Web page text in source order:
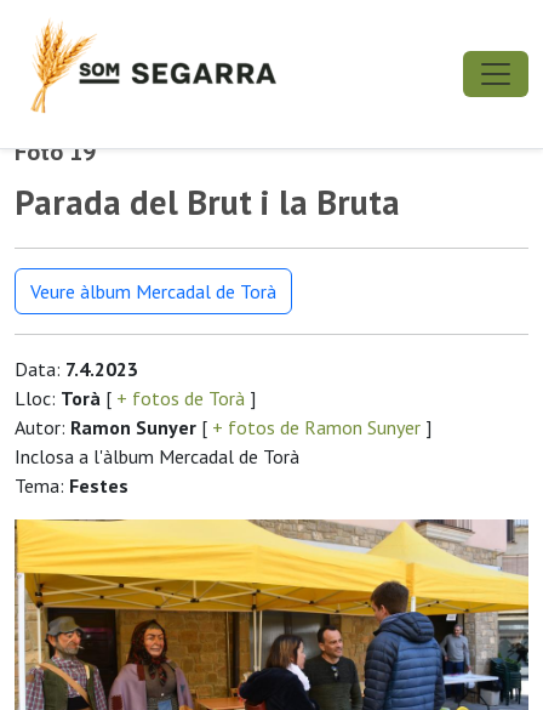
Foto 19
Parada del Brut i la Bruta
Veure àlbum Mercadal de Torà
Data: 7.4.2023
Lloc: Torà [ + fotos de Torà ]
Autor: Ramon Sunyer [ + fotos de Ramon Sunyer ]
Inclosa a l'àlbum Mercadal de Torà
Tema: Festes